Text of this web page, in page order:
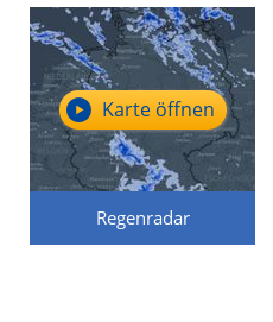
Regenradar
Karte öffnen